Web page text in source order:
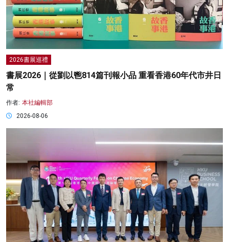
2026書展巡禮
書展2026｜從劉以鬯814篇刊報小品 重看香港60年代市井日
常
作者: 本社編輯部
2026-08-06